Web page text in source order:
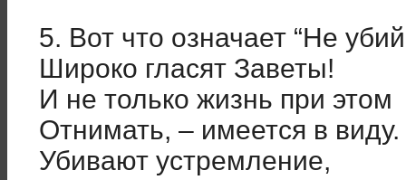
5. Вот что означает “Не
Широко гласят Заветы!
И не только жизнь при этом
Отнимать, – имеется в виду.
Убивают устремление,